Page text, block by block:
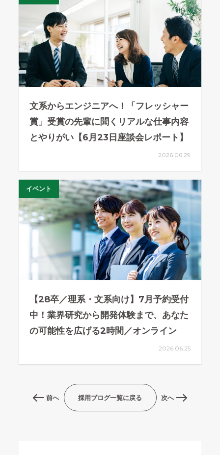
文系からエンジニアへ！「フレッシャー
賞」受賞の先輩に聞くリアルな仕事内容
とやりがい【6月23日座談会レポート】
2026.06.29
イベント
【28卒／理系・文系向け】7月予約受付
中！業界研究から開発体験まで、あなた
の可能性を広げる2時間／オンライン
2026.06.25
前へ 採用ブログ一覧に戻る 次へ